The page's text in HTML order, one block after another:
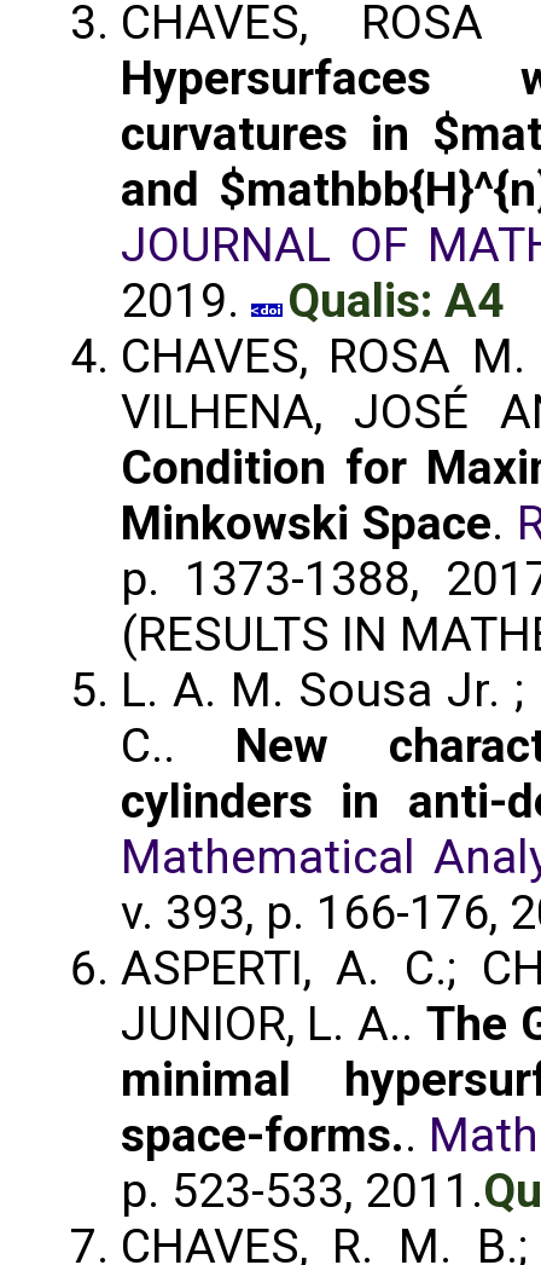
CHAVES,
curvatures in
and
JOURNAL OF
2019.
Qualis: A4
CHAVES, ROSA
VILHENA, JOSÉ
Condition for
Minkowski Space.
p. 1373-1388,
(RESULTS IN
L. A. M. Sousa Jr. ;
C.. New
cylinders in anti-
Mathematical
v. 393, p. 166-176,
ASPERTI, A. C.;
JUNIOR, L. A.. The
minimal
space-forms..
p. 523-533, 2011.
CHAVES, R. M.